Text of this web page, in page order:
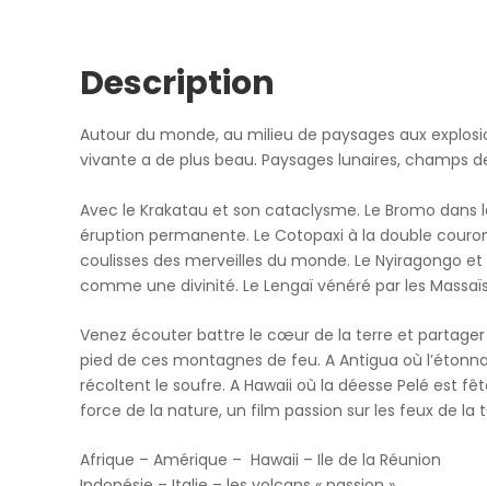
Description
Autour du monde, au milieu de paysages aux
vivante a de plus beau. Paysages lunaires, champs
Avec le Krakatau et son cataclysme. Le Bromo dans
éruption permanente. Le Cotopaxi à la double
coulisses des merveilles du monde. Le Nyiragongo
comme une divinité. Le Lengaï vénéré par les
Venez écouter battre le cœur de la terre et partager
pied de ces montagnes de feu. A Antigua où
récoltent le soufre. A Hawaii où la déesse Pelé est
force de la nature, un film passion sur les feux de la
Afrique – Amérique – Hawaii – Ile de la Réunion